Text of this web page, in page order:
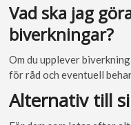
Vad ska jag
biverkningar?
Om du upplever
för råd och eventuell
Alternativ till